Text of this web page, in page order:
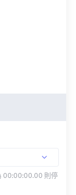
00:00:00.00 則停